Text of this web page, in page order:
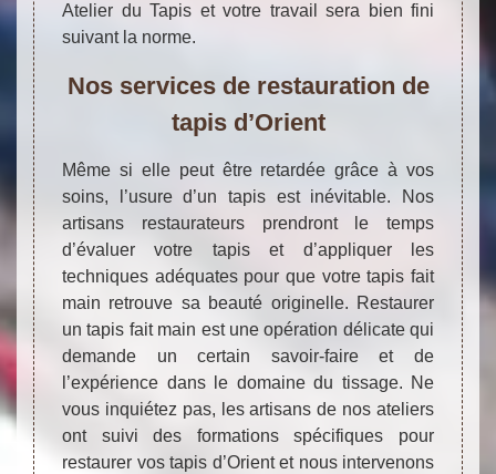
Atelier du Tapis et votre travail sera bien fini
suivant la norme.
Nos services de restauration de
tapis d’Orient
Même si elle peut être retardée grâce à vos
soins, l’usure d’un tapis est inévitable. Nos
artisans restaurateurs prendront le temps
d’évaluer votre tapis et d’appliquer les
techniques adéquates pour que votre tapis fait
main retrouve sa beauté originelle. Restaurer
un tapis fait main est une opération délicate qui
demande un certain savoir-faire et de
l’expérience dans le domaine du tissage. Ne
vous inquiétez pas, les artisans de nos ateliers
ont suivi des formations spécifiques pour
restaurer vos tapis d’Orient et nous intervenons